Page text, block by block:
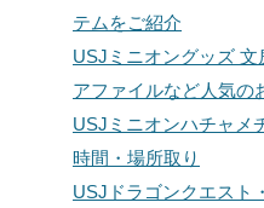
テムをご紹介
USJミニオングッズ 文
アファイルなど人気の
USJミニオンハチャメ
時間・場所取り
USJドラゴンクエスト